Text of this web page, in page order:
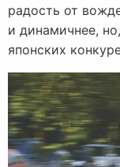
радость от
и динамичнее,
японских